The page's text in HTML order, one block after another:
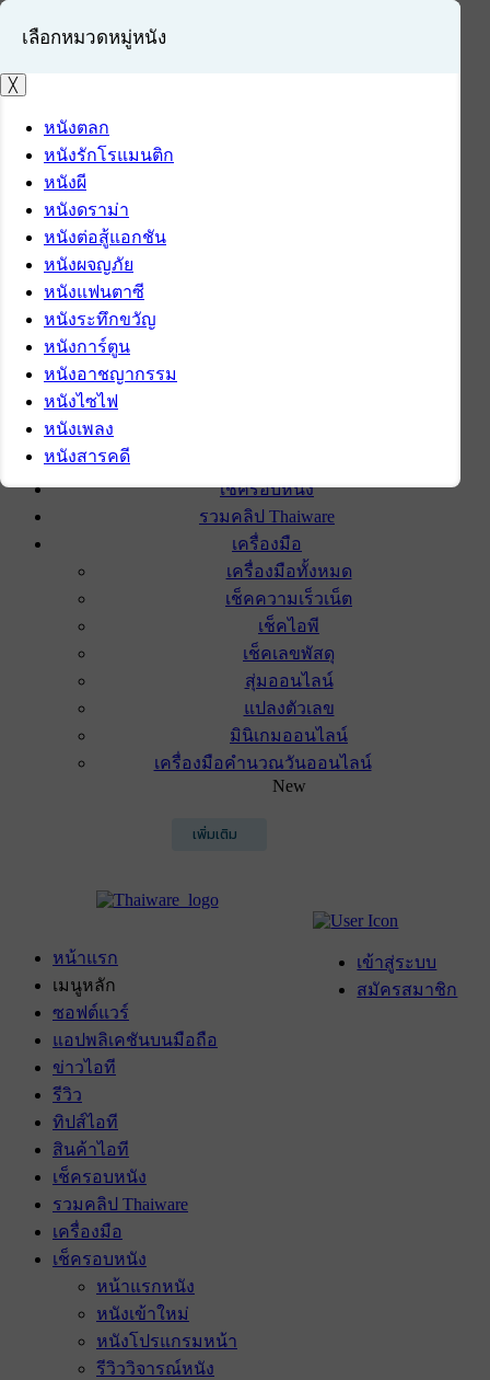
เข้าสู่ระบบ
สมัครสมาชิก
เช็ครอบหนัง
รวมคลิป Thaiware
เครื่องมือ
เครื่องมือทั้งหมด
เช็คความเร็วเน็ต
เช็คไอพี
เช็คเลขพัสดุ
สุ่มออนไลน์
แปลงตัวเลข
มินิเกมออนไลน์
เครื่องมือคำนวณวันออนไลน์
New
เพิ่มเติม
เข้าสู่ระบบ
สมัครสมาชิก
หน้าแรก
เมนูหลัก
ซอฟต์แวร์
แอปพลิเคชันบนมือถือ
ข่าวไอที
รีวิว
ทิปส์ไอที
สินค้าไอที
เช็ครอบหนัง
รวมคลิป Thaiware
เครื่องมือ
เช็ครอบหนัง
หน้าแรกหนัง
หนังเข้าใหม่
หนังโปรแกรมหน้า
รีวิววิจารณ์หนัง
เลือกหมวดหมู่หนัง
╳
หนังตลก
หนังรักโรแมนติก
หนังผี
หนังดราม่า
หนังต่อสู้แอกชัน
หนังผจญภัย
หนังแฟนตาซี
หนังระทึกขวัญ
หนังการ์ตูน
หนังอาชญากรรม
หนังไซไฟ
หนังเพลง
หนังสารคดี